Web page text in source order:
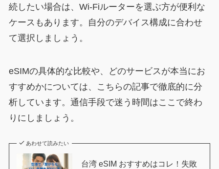
続したい場合は、Wi-Fiルーターを選ぶ方が便利な
ケースもあります。自分のデバイス構成に合わせ
て選択しましょう。
eSIMの具体的な比較や、どのサービスが本当にお
すすめかについては、こちらの記事で徹底的に分
析しています。通信手段で迷う時間はここで終わ
りにしましょう。
あわせて読みたい
台湾 eSIM おすすめはコレ！失敗